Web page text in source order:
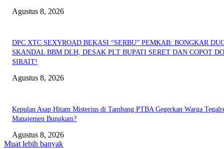
Agustus 8, 2026
DPC XTC SEXYROAD BEKASI “SERBU” PEMKAB: BONGKAR
SKANDAL BBM DLH, DESAK PLT BUPATI SERET DAN COPOT
SIRAIT!
Agustus 8, 2026
Kepulan Asap Hitam Misterius di Tambang PTBA Gegerkan Warga
Manajemen Bungkam?
Agustus 8, 2026
Muat lebih banyak